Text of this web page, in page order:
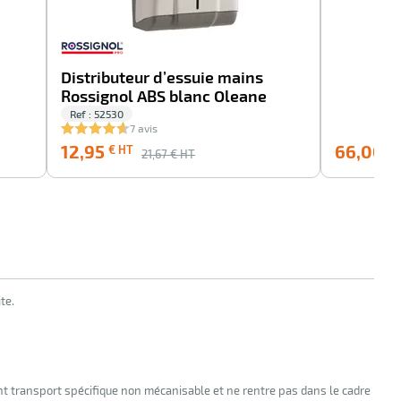
Distributeur d’essuie mains
Rossignol ABS blanc Oleane
Ref : 52530
7 avis
12,95 € HT 21,67 € HT 66,00
spécifique non mécanisable et ne rentre pas dans le cadre